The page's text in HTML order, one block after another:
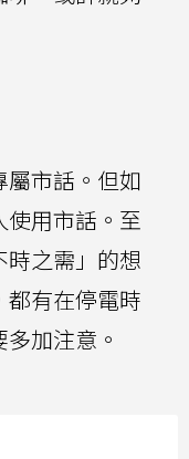
市話。但如
用市話。至
之需」的想
有在停電時
加注意。